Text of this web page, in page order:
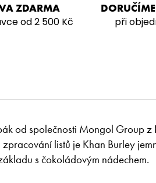
ZDARMA
od 2 500 Kč
při
od společnosti Mongol Group z
listů je Khan Burley
s čokoládovým nádechem.